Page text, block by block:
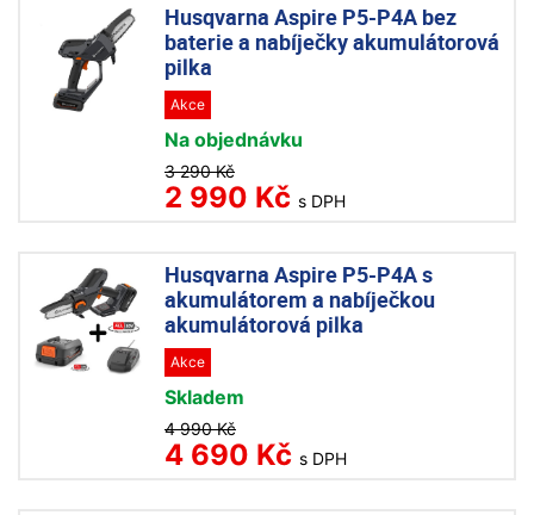
Husqvarna Aspire P5-P4A bez
baterie a nabíječky akumulátorová
pilka
Akce
Na objednávku
3 290 Kč
2 990 Kč s DPH
Husqvarna Aspire P5-P4A s
akumulátorem a nabíječkou
akumulátorová pilka
Akce
Skladem
4 990 Kč
4 690 Kč s DPH